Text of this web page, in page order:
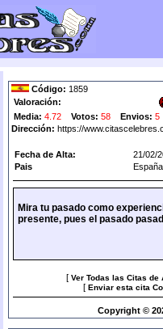
Código: 1859
Valoración:
Media: 4.72 Votos: 58 Envios: 5
Dirección: https://
Fecha de Alta:
21/02/
Pais
España
Mira tu pasado como
presente, pues el pasado
[ Ver Todas las Citas de
[ Enviar esta cita
Copyright ©